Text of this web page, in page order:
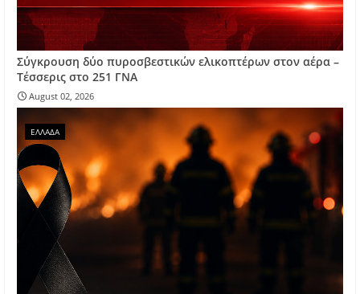
Σύγκρουση δύο πυροσβεστικών ελικοπτέρων στον αέρα –
Τέσσερις στο 251 ΓΝΑ
August 02, 2026
ΕΛΛΑΔΑ